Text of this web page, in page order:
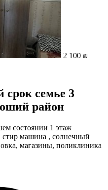
2 100 ₪
срок семье 3
район
состоянии 1 этаж
стир машина , солнечный
магазины, поликлиника